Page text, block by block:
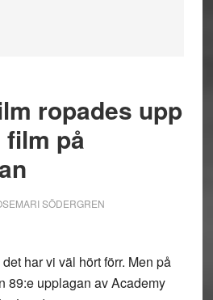
ropades upp
på
SÖDERGREN
har vi väl hört förr. Men på
89:e upplagan av Academy